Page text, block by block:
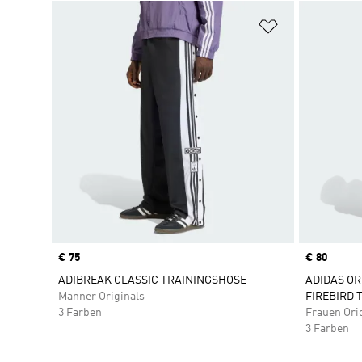
Zur
Price
€ 75
ADIBREAK CLASSIC TRAININGSHOSE
Männer Originals
3 Farben
Price
€ 80
ADIDAS
FIREBIRD
Frauen
3 Farben